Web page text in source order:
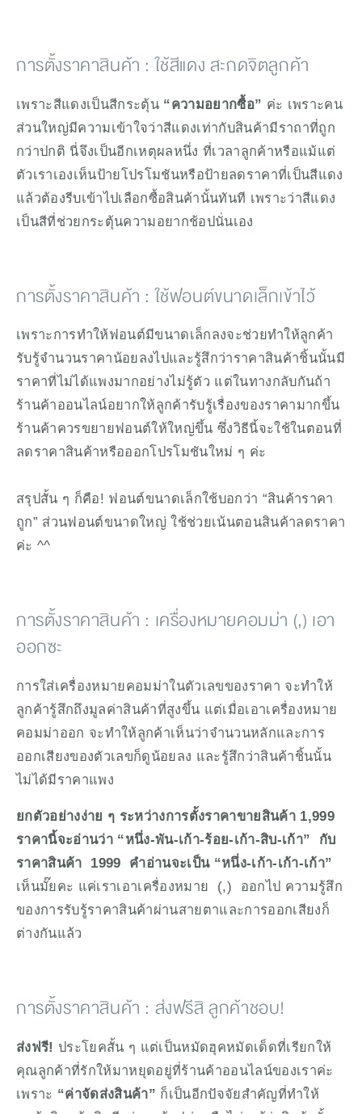
การตั้งราคาสินค้า : ใช้สีแดง สะกดจิตลูกค้า
เพราะสีแดงเป็นสีกระตุ้น “ความอยากซื้อ” ค่ะ เพราะคน
ส่วนใหญ่มีความเข้าใจว่าสีแดงเท่ากับสินค้ามีราถาที่ถูก
กว่าปกติ นี่จึงเป็นอีกเหตุผลหนึ่ง ที่เวลาลูกค้าหรือแม้แต่
ตัวเราเองเห็นป้ายโปรโมชันหรือป้ายลดราคาที่เป็นสีแดง
แล้วต้องรีบเข้าไปเลือกซื้อสินค้านั้นทันที เพราะว่าสีแดง
เป็นสีที่ช่วยกระตุ้นความอยากช้อปนั่นเอง
การตั้งราคาสินค้า : ใช้ฟอนต์ขนาดเล็กเข้าไว้
เพราะการทำให้ฟอนต์มีขนาดเล็กลงจะช่วยทำให้ลูกค้า
รับรู้จำนวนราคาน้อยลงไปและรู้สึกว่าราคาสินค้าชิ้นนั้นมี
ราคาที่ไม่ได้แพงมากอย่างไม่รู้ตัว แต่ในทางกลับกันถ้า
ร้านค้าออนไลน์อยากให้ลูกค้ารับรู้เรื่องของราคามากขึ้น
ร้านค้าควรขยายฟอนต์ให้ใหญ่ขึ้น ซึ่งวิธีนี้จะใช้ในตอนที่
ลดราคาสินค้าหรือออกโปรโมชันใหม่ ๆ ค่ะ
สรุปสั้น ๆ ก็คือ! ฟอนต์ขนาดเล็กใช้บอกว่า “สินค้าราคา
ถูก” ส่วนฟอนต์ขนาดใหญ่ ใช้ช่วยเน้นตอนสินค้าลดราคา
ค่ะ ^^
การตั้งราคาสินค้า : เครื่องหมายคอมม่า (,) เอา
ออกซะ
การใส่เครื่องหมายคอมม่าในตัวเลขของราคา จะทำให้
ลูกค้ารู้สึกถึงมูลค่าสินค้าที่สูงขึ้น แต่เมื่อเอาเครื่องหมาย
คอมม่าออก จะทำให้ลูกค้าเห็นว่าจำนวนหลักและการ
ออกเสียงของตัวเลขก็ดูน้อยลง และรู้สึกว่าสินค้าชิ้นนั้น
ไม่ได้มีราคาแพง
ยกตัวอย่างง่าย ๆ ระหว่างการตั้งราคาขายสินค้า 1,999
ราคานี้จะอ่านว่า “หนึ่ง-พัน-เก้า-ร้อย-เก้า-สิบ-เก้า”  กับ
ราคาสินค้า  1999  คำอ่านจะเป็น “หนึ่ง-เก้า-เก้า-เก้า”
เห็นมั๊ยคะ แค่เราเอาเครื่องหมาย  (,)  ออกไป ความรู้สึก
ของการรับรู้ราคาสินค้าผ่านสายตาและการออกเสียงก็
ต่างกันแล้ว
การตั้งราคาสินค้า : ส่งฟรีสิ ลูกค้าชอบ!
ส่งฟรี! ประโยคสั้น ๆ แต่เป็นหมัดฮุคหมัดเด็ดที่เรียกให้
คุณลูกค้าที่รักให้มาหยุดอยู่ที่ร้านค้าออนไลน์ของเราค่ะ
เพราะ “ค่าจัดส่งสินค้า” ก็เป็นอีกปัจจัยสำคัญที่ทำให้